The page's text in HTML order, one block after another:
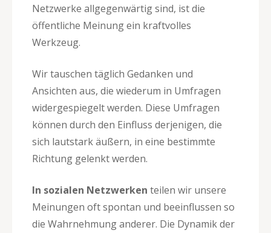
Netzwerke allgegenwärtig sind, ist die
öffentliche Meinung ein kraftvolles
Werkzeug.
Wir tauschen täglich Gedanken und
Ansichten aus, die wiederum in Umfragen
widergespiegelt werden. Diese Umfragen
können durch den Einfluss derjenigen, die
sich lautstark äußern, in eine bestimmte
Richtung gelenkt werden.
In sozialen Netzwerken teilen wir unsere
Meinungen oft spontan und beeinflussen so
die Wahrnehmung anderer. Die Dynamik der